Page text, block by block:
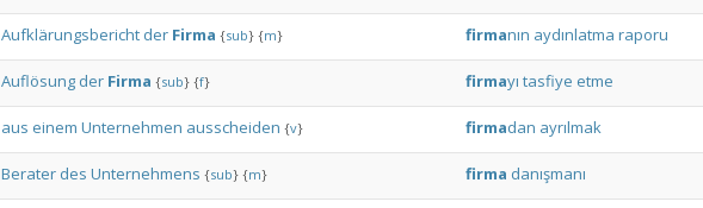
Aufklärungsbericht der Firma {sub} {m} firmanın aydınlatma raporu
Auflösung der Firma {sub} {f} firmayı tasfiye etme
aus einem Unternehmen ausscheiden {v} firmadan ayrılmak
Berater des Unternehmens {sub} {m} firma danışmanı